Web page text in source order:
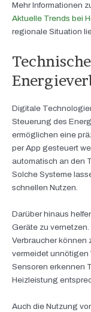
Mehr Informationen
Aktuelle Trends bei
regionale Situation
Digitale
Steuerung des
ermöglichen eine
per App gesteuert
automatisch an den
Solche Systeme
schnellen Nutzen.
Darüber hinaus
Geräte zu
Verbraucher können
vermeidet unnötigen
Sensoren erkennen
Heizleistung
Auch die Nutzung